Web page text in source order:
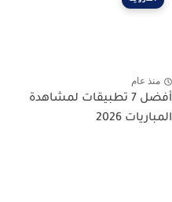
منذ عام
أفضل 7 تطبيقات لمشاهدة
المباريات 2026